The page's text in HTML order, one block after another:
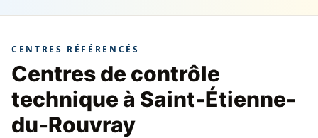
CENTRES RÉFÉRENCÉS
Centres de contrôle
technique à Saint-Étienne-
du-Rouvray